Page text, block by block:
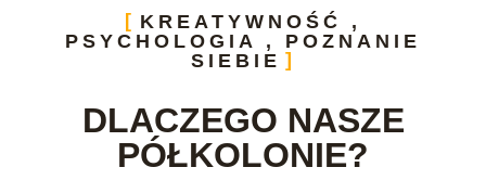
KREATYWNOŚĆ ,
PSYCHOLOGIA , POZNANIE
SIEBIE
DLACZEGO NASZE
PÓŁKOLONIE?